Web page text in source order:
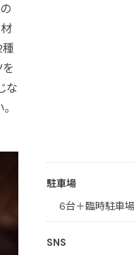
種
な
駐車場
6台＋臨時駐車
SNS